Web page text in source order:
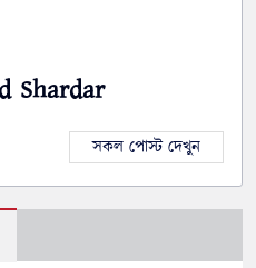
Shardar
সকল পোস্ট দেখুন